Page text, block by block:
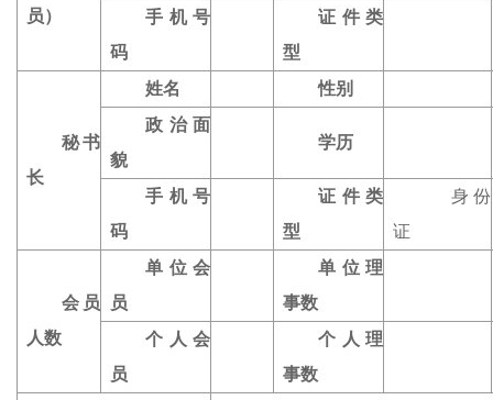
员）
手机号
码
证件类
型
秘书
长
姓名
性别
政治面
貌
学历
手机号
码
证件类
型
身份
证
会员
人数
单位会
员
单位理
事数
个人会
员
个人理
事数